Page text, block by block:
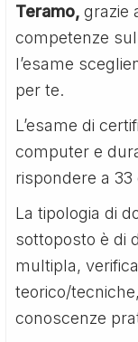
Teramo, grazie
competenze sul
l’esame
per te.
L’esame di
computer e
rispondere a
La tipologia di
sottoposto è di
multipla,
teorico/
conoscenze